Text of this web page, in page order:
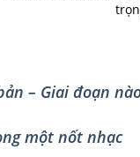
– Giai đoạn
một nốt nhạc